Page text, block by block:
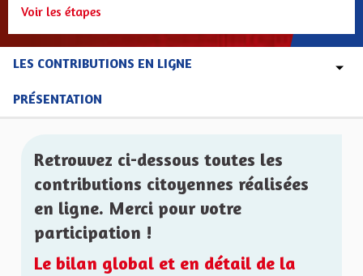
Voir les étapes
LES CONTRIBUTIONS EN LIGNE
PRÉSENTATION
Retrouvez ci-dessous toutes les
contributions citoyennes réalisées
en ligne. Merci pour votre
participation !
Le bilan global et en détail de la